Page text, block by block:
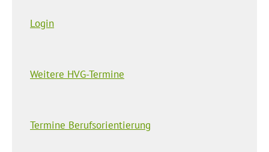
Login
Weitere HVG-Termine
Termine Berufsorientierung